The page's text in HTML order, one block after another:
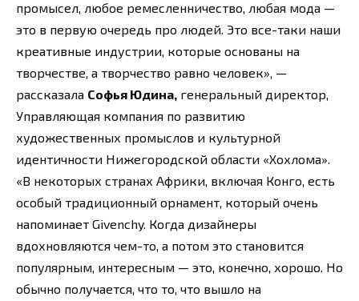
промысел, любое ремесленничество, любая мода —
это в первую очередь про людей. Это все-таки наши
креативные индустрии, которые основаны на
творчестве, а творчество равно человек», —
рассказала Софья Юдина, генеральный директор,
Управляющая компания по развитию
художественных промыслов и культурной
идентичности Нижегородской области «Хохлома».
«В некоторых странах Африки, включая Конго, есть
особый традиционный орнамент, который очень
напоминает Givenchy. Когда дизайнеры
вдохновляются чем-то, а потом это становится
популярным, интересным — это, конечно, хорошо. Но
обычно получается, что то, что вышло на